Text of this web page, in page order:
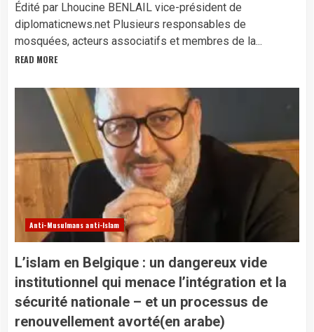
Édité par Lhoucine BENLAIL vice-président de
diplomaticnews.net Plusieurs responsables de
mosquées, acteurs associatifs et membres de la...
READ MORE
Anti-Musulmans anti-Islam
L’islam en Belgique : un dangereux vide
institutionnel qui menace l’intégration et la
sécurité nationale – et un processus de
renouvellement avorté(en arabe)